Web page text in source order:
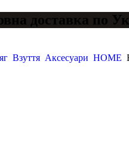
доставка по
Взуття Аксесуари HOME